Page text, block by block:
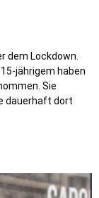
dem Lockdown.
jährigem haben
Sie
dauerhaft dort